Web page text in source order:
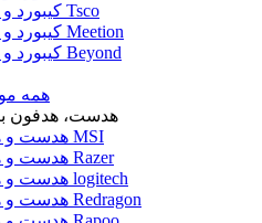
کیبورد و ماوس Tsco
کیبورد و ماوس Meetion
کیبورد و ماوس Beyond
همه
هدست، هدفون
هدست و هدفون MSI
هدست و هدفون Razer
هدست و هدفون logitech
هدست و هدفون Redragon